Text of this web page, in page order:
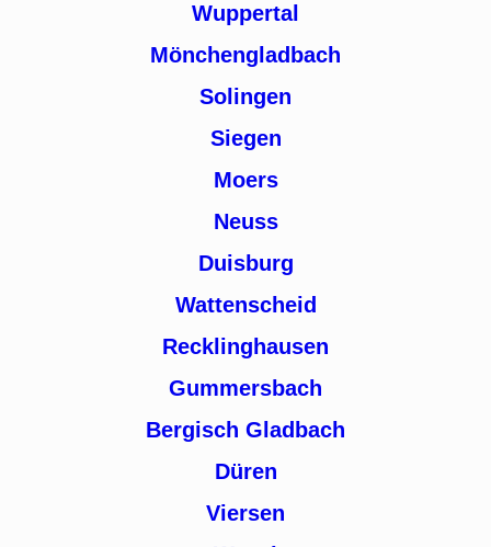
Wuppertal
Mönchengladbach
Solingen
Siegen
Moers
Neuss
Duisburg
Wattenscheid
Recklinghausen
Gummersbach
Bergisch Gladbach
Düren
Viersen